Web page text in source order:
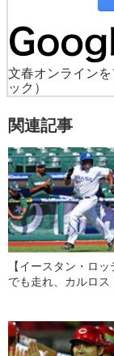
文春オンライン
ック）
関連記事
【イースタン・ロッ
でも走れ、カルロス